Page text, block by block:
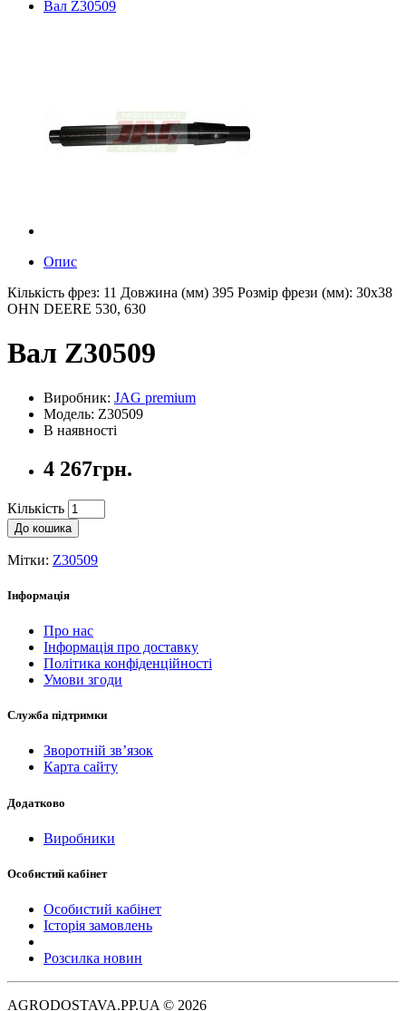
Вал Z30509
Опис
Кількість фрез: 11 Довжина (мм) 395 Розмір фрези (мм): 30х38
OHN DEERE 530, 630
Вал Z30509
Виробник: JAG premium
Модель: Z30509
В наявності
4 267грн.
Кількість
До кошика
Мітки: Z30509
Інформація
Про нас
Інформація про доставку
Політика конфіденційності
Умови згоди
Служба підтримки
Зворотній зв’язок
Карта сайту
Додатково
Виробники
Особистий кабінет
Особистий кабінет
Історія замовлень
Розсилка новин
AGRODOSTAVA.PP.UA © 2026